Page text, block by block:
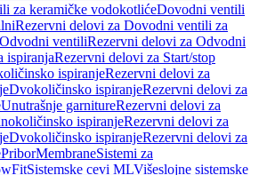
za keramičke vodokotlićeDovodni ventili
Rezervni delovi za Dovodni ventili za
Odvodni ventiliRezervni delovi za Odvodni
ispiranjaRezervni delovi za Start/stop
ispiranjeRezervni delovi za
Dvokoličinsko ispiranjeRezervni delovi za
Unutrašnje garnitureRezervni delovi za
ispiranjeRezervni delovi za
Dvokoličinsko ispiranjeRezervni delovi za
PriborMembraneSistemi za
Sistemske cevi MLVišeslojne sistemske